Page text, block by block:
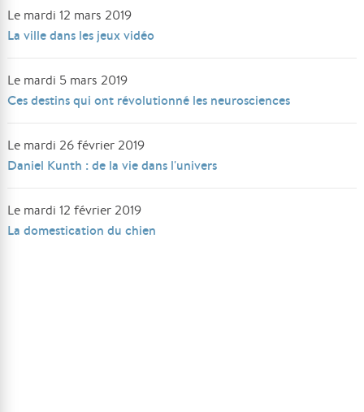
Le mardi 12 mars 2019
La ville dans les jeux vidéo
Le mardi 5 mars 2019
Ces destins qui ont révolutionné les neurosciences
Le mardi 26 février 2019
Daniel Kunth : de la vie dans l'univers
Le mardi 12 février 2019
La domestication du chien